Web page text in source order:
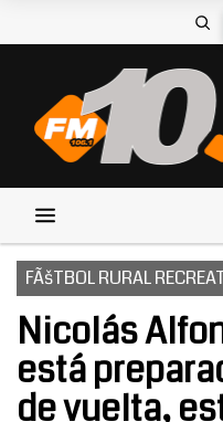
FÃšTBOL RURAL
Nicolás
está
de vuelta,